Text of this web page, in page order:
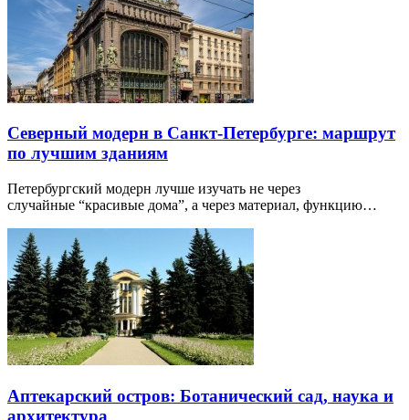
Северный модерн в Санкт-Петербурге: маршрут
по лучшим зданиям
Петербургский модерн лучше изучать не через
случайные “красивые дома”, а через материал, функцию…
Аптекарский остров: Ботанический сад, наука и
архитектура